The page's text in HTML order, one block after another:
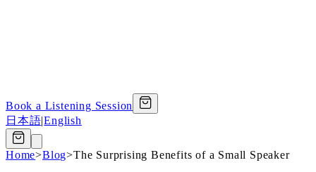
Book a Listening Session
日本語|English
Home>Blog>The Surprising Benefits of a Small Speaker